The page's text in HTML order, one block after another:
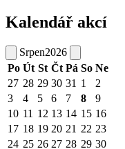
Kalendář akcí
Srpen2026
Po Út St Čt Pá So Ne
27 28 29 30 31 1
2
3
4 5 6 7 8
9
10 11 12 13 14 15 16
17 18 19 20 21 22 23
24 25 26 27 28 29 30